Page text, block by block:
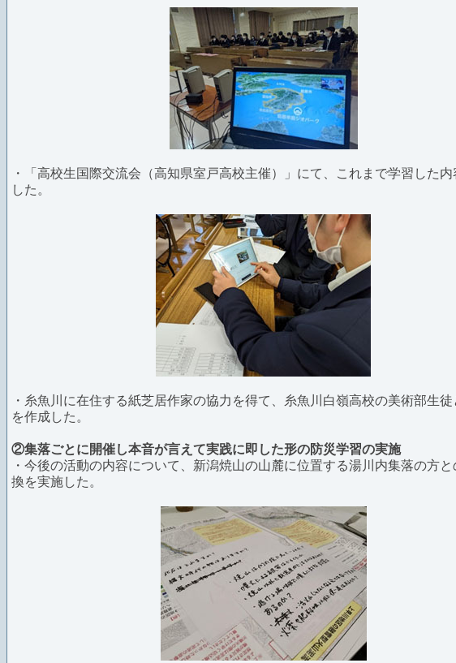
・「高校生国際交流会（高知県室戸高校主催）」にて、これまで学習した内
した。
・糸魚川に在住する紙芝居作家の協力を得て、糸魚川白嶺高校の美術部生
を作成した。
②集落ごとに開催し本音が言えて実践に即した形の防災学習の実施
・今後の活動の内容について、新潟焼山の山麓に位置する湯川内集落の方と
換を実施した。